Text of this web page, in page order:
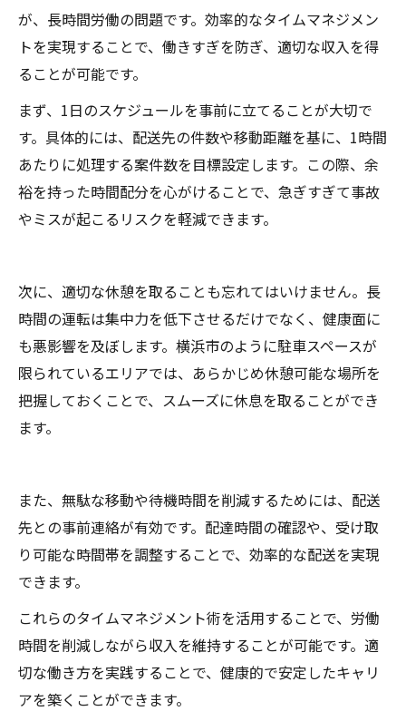
が、長時間労働の問題です。効率的なタイムマネジメン
トを実現することで、働きすぎを防ぎ、適切な収入を得
ることが可能です。
まず、1日のスケジュールを事前に立てることが大切で
す。具体的には、配送先の件数や移動距離を基に、1時間
あたりに処理する案件数を目標設定します。この際、余
裕を持った時間配分を心がけることで、急ぎすぎて事故
やミスが起こるリスクを軽減できます。
次に、適切な休憩を取ることも忘れてはいけません。長
時間の運転は集中力を低下させるだけでなく、健康面に
も悪影響を及ぼします。横浜市のように駐車スペースが
限られているエリアでは、あらかじめ休憩可能な場所を
把握しておくことで、スムーズに休息を取ることができ
ます。
また、無駄な移動や待機時間を削減するためには、配送
先との事前連絡が有効です。配達時間の確認や、受け取
り可能な時間帯を調整することで、効率的な配送を実現
できます。
これらのタイムマネジメント術を活用することで、労働
時間を削減しながら収入を維持することが可能です。適
切な働き方を実践することで、健康的で安定したキャリ
アを築くことができます。